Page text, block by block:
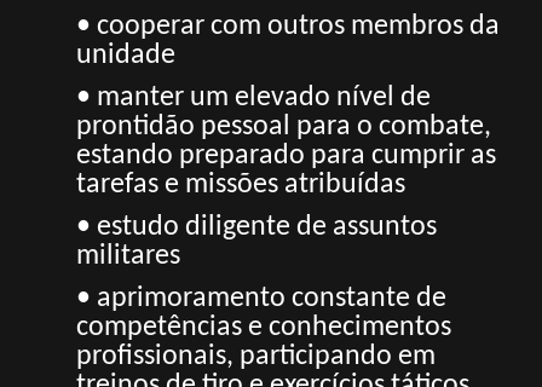
• cooperar com outros membros da
unidade
• manter um elevado nível de
prontidão pessoal para o combate,
estando preparado para cumprir as
tarefas e missões atribuídas
• estudo diligente de assuntos
militares
• aprimoramento constante de
competências e conhecimentos
profissionais, participando em